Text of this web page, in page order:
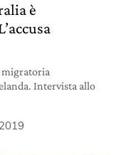
è
migratoria
Intervista allo